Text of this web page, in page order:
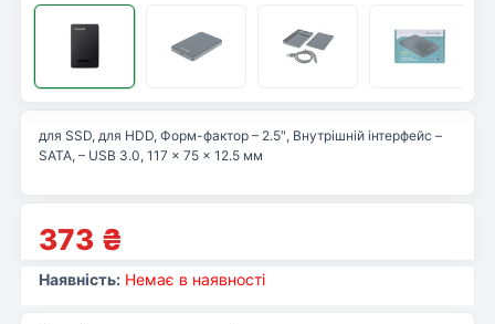
373 ₴
для SSD, для HDD, Форм-фактор – 2.5″, Внутрішній інтерфейс –
SATA, – USB 3.0, 117 x 75 x 12.5 мм
Наявність: Немає в наявності